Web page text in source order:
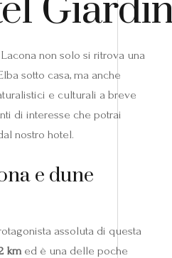
non solo si ritrova una
sotto casa, ma anche
e culturali a breve
di interesse che potrai
nostro hotel.
e dune
assoluta di questa
km ed è una delle poche